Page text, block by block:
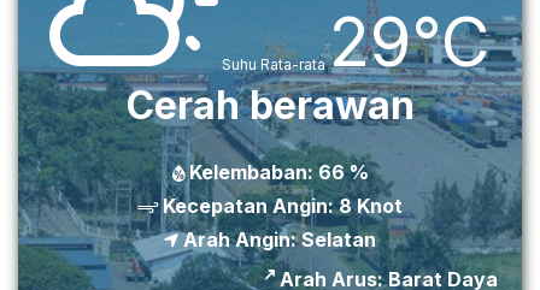
Suhu Rata-rata29°C
Cerah berawan
Kelembaban:66%
Kecepatan Angin:8Knot
Arah Angin:Selatan
Arah Arus:Barat Daya